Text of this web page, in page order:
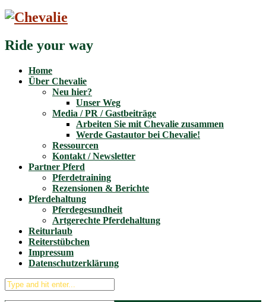
Ride your way
Home
Über Chevalie
Neu hier?
Unser Weg
Media / PR / Gastbeiträge
Arbeiten Sie mit Chevalie zusammen
Werde Gastautor bei Chevalie!
Ressourcen
Kontakt / Newsletter
Partner Pferd
Pferdetraining
Rezensionen & Berichte
Pferdehaltung
Pferdegesundheit
Artgerechte Pferdehaltung
Reiturlaub
Reiterstübchen
Impressum
Datenschutzerklärung